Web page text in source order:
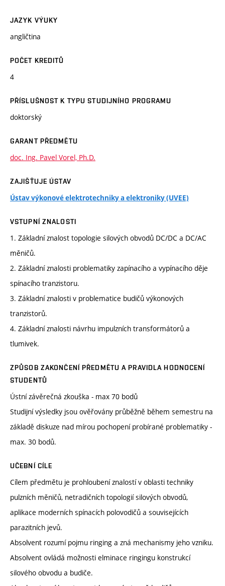
JAZYK VÝUKY
angličtina
POČET KREDITŮ
4
PŘÍSLUŠNOST K TYPU STUDIJNÍHO PROGRAMU
doktorský
GARANT PŘEDMĚTU
doc. Ing. Pavel Vorel, Ph.D.
ZAJIŠŤUJE ÚSTAV
Ústav výkonové elektrotechniky a elektroniky (UVEE)
VSTUPNÍ ZNALOSTI
1. Základní znalost topologie silových obvodů DC/DC a DC/AC
měničů.
2. Základní znalosti problematiky zapínacího a vypínacího děje
spínacího tranzistoru.
3. Základní znalosti v problematice budičů výkonových
tranzistorů.
4. Základní znalosti návrhu impulzních transformátorů a
tlumivek.
ZPŮSOB ZAKONČENÍ PŘEDMĚTU A PRAVIDLA HODNOCENÍ
STUDENTŮ
Ústní závěrečná zkouška - max 70 bodů
Studijní výsledky jsou ověřovány průběžně během semestru na
základě diskuze nad mírou pochopení probírané problematiky -
max. 30 bodů.
UČEBNÍ CÍLE
Cílem předmětu je prohloubení znalostí v oblasti techniky
pulzních měničů, netradičních topologií silových obvodů,
aplikace moderních spínacích polovodičů a souvisejících
parazitních jevů.
Absolvent rozumí pojmu ringing a zná mechanismy jeho vzniku.
Absolvent ovládá možnosti elminace ringingu konstrukcí
silového obvodu a budiče.